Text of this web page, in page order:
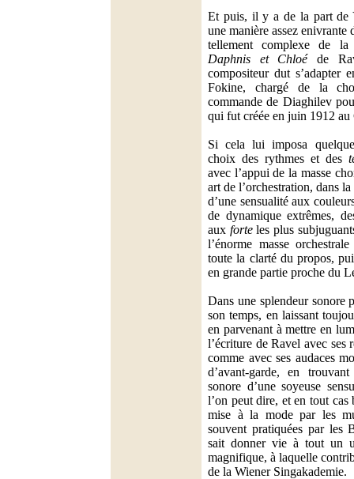
Et puis, il y a de la part de
une manière assez enivrante
tellement complexe de
Daphnis et Chloéde
compositeur dut s’adapter
Fokine, chargé de la
commande de Diaghilev
qui fut créée en juin 1912 au
Si cela lui imposa
choix des rythmes et des
avec l’appui de la masse
art de l’orchestration, dans
d’une sensualité aux
de dynamique extrêmes,
aux forteles plus
l’énorme masse
toute la clarté du propos,
en grande partie proche du
Dans une splendeur sonore
son temps, en laissant
en parvenant à mettre en
l’écriture de Ravel avec ses
comme avec ses audaces
d’avant-garde, en
sonore d’une soyeuse
l’on peut dire, et en tout
mise à la mode par les
souvent pratiquées par les
sait donner vie à tout un
magnifique, à laquelle
de la Wiener Singakademie.